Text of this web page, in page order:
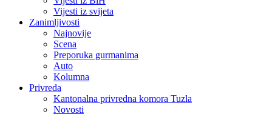
Vijesti iz svijeta
Zanimljivosti
Najnovije
Scena
Preporuka gurmanima
Auto
Kolumna
Privreda
Kantonalna privredna komora Tuzla
Novosti